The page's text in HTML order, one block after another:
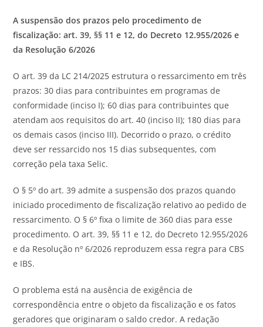
A suspensão dos prazos pelo procedimento de
fiscalização: art. 39, §§ 11 e 12, do Decreto 12.955/2026 e
da Resolução 6/2026
O art. 39 da LC 214/2025 estrutura o ressarcimento em três
prazos: 30 dias para contribuintes em programas de
conformidade (inciso I); 60 dias para contribuintes que
atendam aos requisitos do art. 40 (inciso II); 180 dias para
os demais casos (inciso III). Decorrido o prazo, o crédito
deve ser ressarcido nos 15 dias subsequentes, com
correção pela taxa Selic.
O § 5º do art. 39 admite a suspensão dos prazos quando
iniciado procedimento de fiscalização relativo ao pedido de
ressarcimento. O § 6º fixa o limite de 360 dias para esse
procedimento. O art. 39, §§ 11 e 12, do Decreto 12.955/2026
e da Resolução nº 6/2026 reproduzem essa regra para CBS
e IBS.
O problema está na ausência de exigência de
correspondência entre o objeto da fiscalização e os fatos
geradores que originaram o saldo credor. A redação